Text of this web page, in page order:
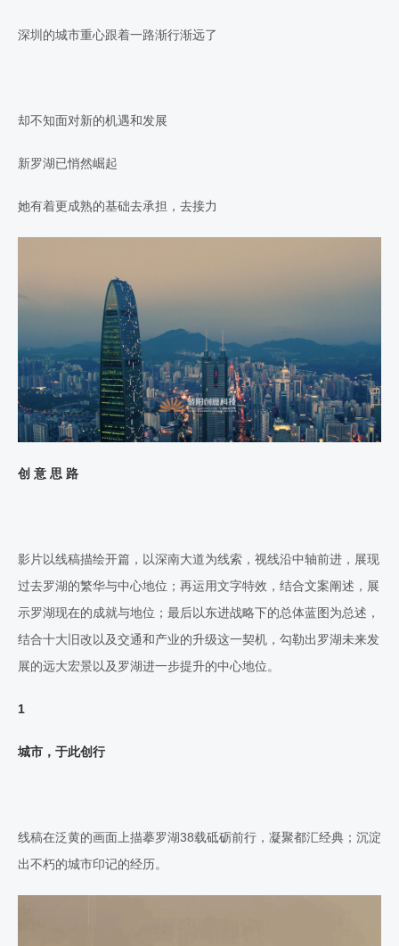
深圳的城市重心跟着一路渐行渐远了
却不知面对新的机遇和发展
新罗湖已悄然崛起
她有着更成熟的基础去承担，去接力
创 意 思 路
影片以线稿描绘开篇，以深南大道为线索，视线沿中轴前进，展现
过去罗湖的繁华与中心地位；再运用文字特效，结合文案阐述，展
示罗湖现在的成就与地位；最后以东进战略下的总体蓝图为总述，
结合十大旧改以及交通和产业的升级这一契机，勾勒出罗湖未来发
展的远大宏景以及罗湖进一步提升的中心地位。
1
城市，于此创行
线稿在泛黄的画面上描摹罗湖38载砥砺前行，凝聚都汇经典；沉淀
出不朽的城市印记的经历。